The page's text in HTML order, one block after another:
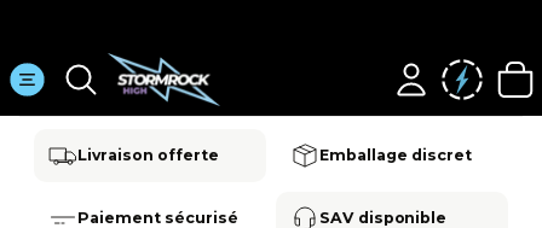
Livraison offerte Emballage discret
Paiement sécurisé SAV disponible